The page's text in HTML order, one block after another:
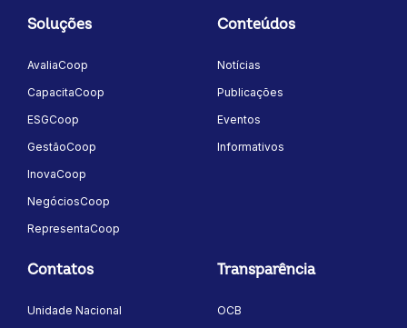
Soluções
AvaliaCoop
CapacitaCoop
ESGCoop
GestãoCoop
InovaCoop
NegóciosCoop
RepresentaCoop
Conteúdos
Notícias
Publicações
Eventos
Informativos
Contatos
Unidade Nacional
Transparência
OCB